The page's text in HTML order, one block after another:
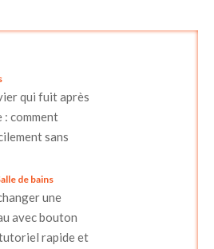
qui fuit après
: comment
sans
de bains
une
avec bouton
rapide et